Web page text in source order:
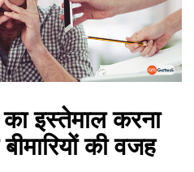
इस्तेमाल करना
की वजह